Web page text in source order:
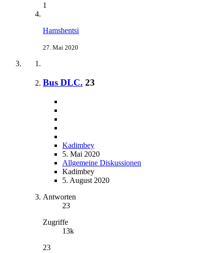
1
Hamshentsi
27. Mai 2020
Bus DLC. 23
Kadimbey
5. Mai 2020
Allgemeine Diskussionen
Kadimbey
5. August 2020
Antworten
23
Zugriffe
13k
23